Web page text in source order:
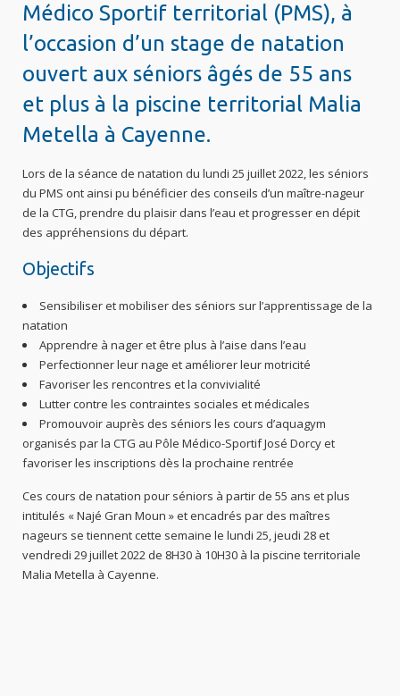
Médico Sportif territorial (PMS), à
l’occasion d’un stage de natation
ouvert aux séniors âgés de 55 ans
et plus à la piscine territorial Malia
Metella à Cayenne.
Lors de la séance de natation du lundi 25 juillet 2022, les séniors
du PMS ont ainsi pu bénéficier des conseils d’un maître-nageur
de la CTG, prendre du plaisir dans l’eau et progresser en dépit
des appréhensions du départ.
Objectifs
Sensibiliser et mobiliser des séniors sur l’apprentissage de la
natation
Apprendre à nager et être plus à l’aise dans l’eau
Perfectionner leur nage et améliorer leur motricité
Favoriser les rencontres et la convivialité
Lutter contre les contraintes sociales et médicales
Promouvoir auprès des séniors les cours d’aquagym
organisés par la CTG au Pôle Médico-Sportif José Dorcy et
favoriser les inscriptions dès la prochaine rentrée
Ces cours de natation pour séniors à partir de 55 ans et plus
intitulés « Najé Gran Moun » et encadrés par des maîtres
nageurs se tiennent cette semaine le lundi 25, jeudi 28 et
vendredi 29 juillet 2022 de 8H30 à 10H30 à la piscine territoriale
Malia Metella à Cayenne.